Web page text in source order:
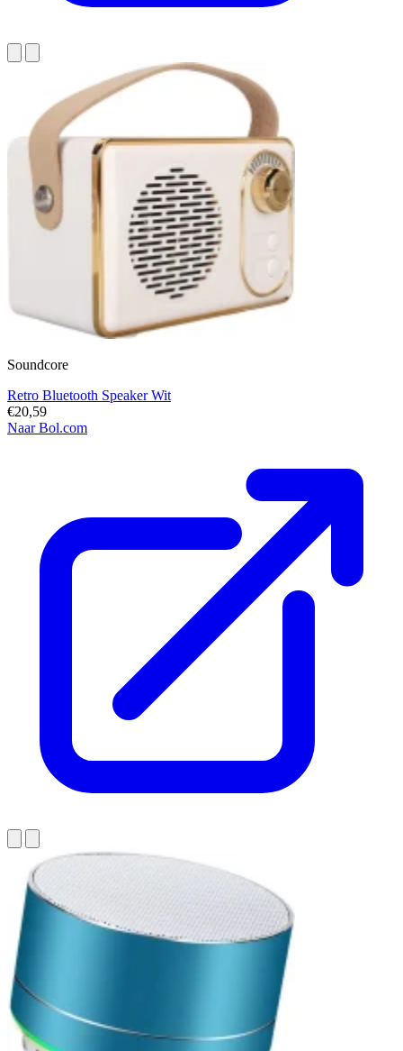
Soundcore
Retro Bluetooth Speaker Wit
€20,59
Naar Bol.com